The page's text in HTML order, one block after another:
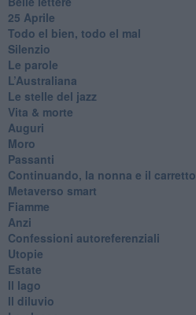
25 Aprile
Todo el bien, todo el mal
Silenzio
Le parole
​L’Australiana
Le stelle del jazz
Vita & morte
Auguri
Moro
Passanti
Continuando, la nonna e il carretto
Metaverso smart
Fiamme
Anzi
Confessioni autoreferenziali
Utopie
Estate
Il lago
Il diluvio